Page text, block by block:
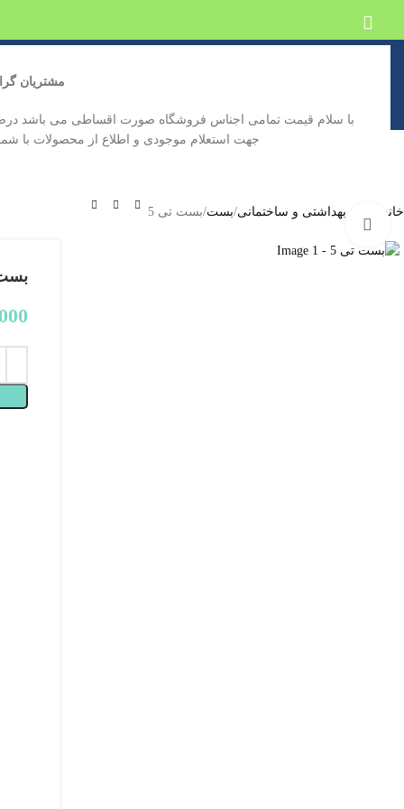
مشتریان
با سلام قیمت تمامی اجناس فروشگاه صورت اقساطی می باشد
جهت استعلام موجودی و اطلاع از محصولات با شماره 09129646332 تماس حاصل
فروشگاه اینترنتی پیش بیندسته بندی محصولات کاتالوگ
خانه لوازم بهداشتی و ساختمانی بست بست تی 5